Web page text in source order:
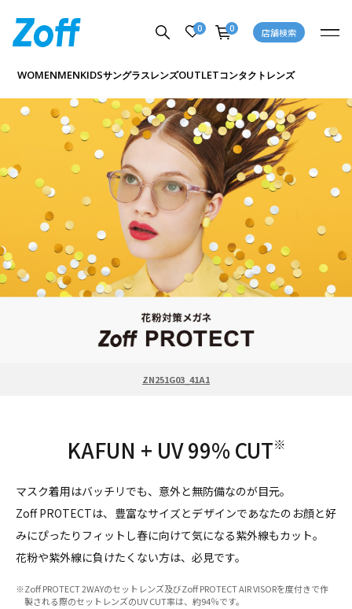
0 0 店舗検索
WOMENMENKIDSサングラスレンズOUTLETコンタクトレンズ
ZN251G03_41A1
KAFUN + UV 99% CUT※
マスク着用はバッチリでも、意外と無防備なのが目元。
Zoff PROTECTは、豊富なサイズとデザインであなたのお顔と好
みにぴったりフィットし春に向けて気になる紫外線もカット。
花粉や紫外線に負けたくない方は、必見です。
※Zoff PROTECT 2WAYのセットレンズ及びZoff PROTECT AIR VISORを度付きで作
製される際のセットレンズのUV CUT率は、約94％です。